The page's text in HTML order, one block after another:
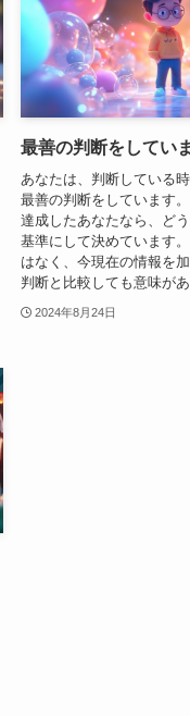
最善の判断をしてい
あなたは、判断している
最善の判断をしています
達成したあなたなら、ど
基準にして決めています
はなく、今現在の情報を
判断と比較しても意味が
2024年8月24日